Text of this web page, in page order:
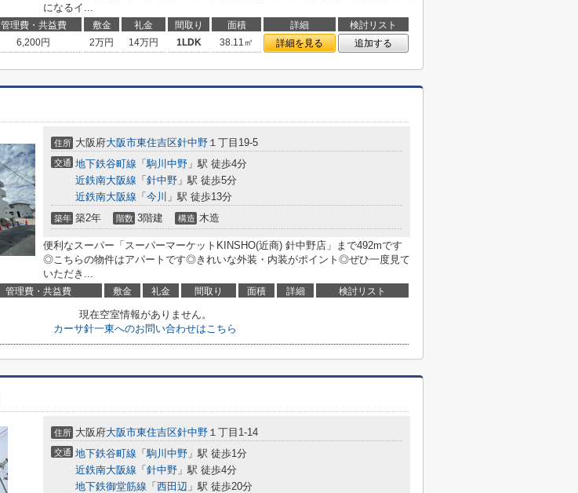
になるイ...
管理費・共益費 敷金 礼金 間取り 面積 詳細
検討リスト
6,200円 2万円 14万円 1LDK 38.11㎡ 詳細を見る 追加する
住所 大阪府大阪市東住吉区針中野 １丁目19-5
交通 地下鉄谷町線 「駒川中野 」駅 徒歩4分
近鉄南大阪線 「 針中野 」駅 徒歩5分
近鉄南大阪線 「 今川 」駅 徒歩13分
築年 築2年 階数 3階建 構造 木造
便利なスーパー「スーパーマーケットKINSHO(近商) 針中野店」まで492mです
◎こちらの物件はアパートです◎きれいな外装・内装がポイント◎ぜひ一度見て
いただき...
管理費・共益費 敷金 礼金 間取り 面積 詳細 検討リスト
現在空室情報がありません。
カーサ針一東へのお問い合わせはこちら
住所 大阪府大阪市東住吉区針中野 １丁目1-14
交通 地下鉄谷町線 「駒川中野 」駅 徒歩1分
近鉄南大阪線 「 針中野 」駅 徒歩4分
地下鉄御堂筋線 「 西田辺 」駅 徒歩20分